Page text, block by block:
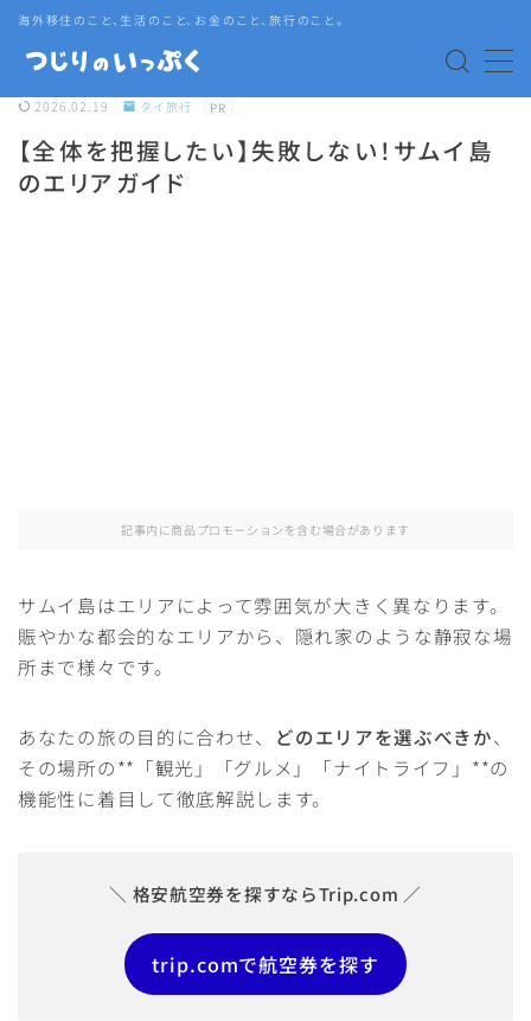
海外移住のこと、生活のこと、お金のこと、旅行のこと。
MENU
海外赴任・帯同
2026.02.19 タイ旅行 PR
【全体を把握したい】失敗しない！サムイ島
のエリアガイド
記事内に商品プロモーションを含む場合があります
サムイ島はエリアによって雰囲気が大きく異なります。
賑やかな都会的なエリアから、隠れ家のような静寂な場
所まで様々です。
あなたの旅の目的に合わせ、 どのエリアを選ぶべきか、
その場所の**「観光」「グルメ」「ナイトライフ」**の
機能性に着目して徹底解説します。
＼ 格安航空券を探すならTrip.com ／
trip.comで航空券を探す